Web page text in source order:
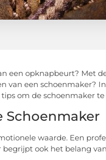
een opknapbeurt? Met
van een schoenmaker?
om de schoenmaker
Schoenmaker
waarde. Een
ook het belang